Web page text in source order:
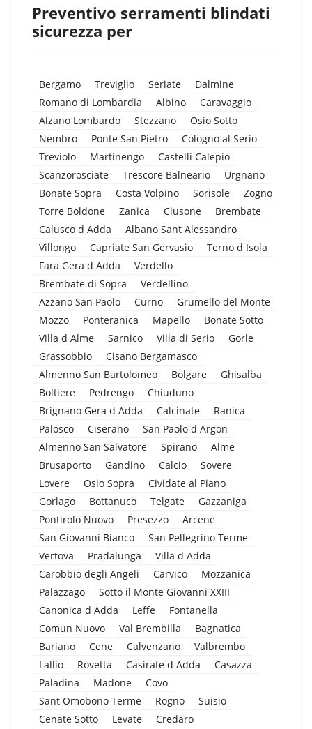
Preventivo serramenti blindati
sicurezza per
Bergamo Treviglio Seriate
Dalmine
Romano di Lombardia
Albino
Caravaggio
Alzano Lombardo
Stezzano
Osio Sotto
Nembro
Ponte San Pietro
Cologno al Serio
Treviolo
Martinengo
Castelli Calepio
Scanzorosciate
Trescore Balneario
Urgnano
Bonate Sopra
Costa Volpino Sorisole
Zogno
Torre Boldone
Zanica Clusone
Brembate
Calusco d Adda
Albano Sant Alessandro
Villongo
Capriate San Gervasio
Terno d Isola
Fara Gera d Adda
Verdello
Brembate di Sopra
Verdellino
Azzano San Paolo
Curno
Grumello del Monte
Mozzo
Ponteranica Mapello
Bonate Sotto
Villa d Alme
Sarnico Villa di Serio
Gorle
Grassobbio
Cisano Bergamasco
Almenno San Bartolomeo
Bolgare
Ghisalba
Boltiere
Pedrengo
Chiuduno
Brignano Gera d Adda
Calcinate
Ranica
Palosco
Ciserano
San Paolo d Argon
Almenno San Salvatore
Spirano
Alme
Brusaporto
Gandino Calcio
Sovere
Lovere
Osio Sopra
Cividate al Piano
Gorlago
Bottanuco Telgate
Gazzaniga
Pontirolo Nuovo
Presezzo
Arcene
San Giovanni Bianco
San Pellegrino Terme
Vertova
Pradalunga
Villa d Adda
Carobbio degli Angeli
Carvico
Mozzanica
Palazzago
Sotto il Monte Giovanni XXIII
Canonica d Adda
Leffe
Fontanella
Comun Nuovo
Val Brembilla
Bagnatica
Bariano
Cene Calvenzano
Valbrembo
Lallio
Rovetta Casirate d Adda
Casazza
Paladina
Madone
Covo
Sant Omobono Terme
Rogno
Suisio
Cenate Sotto
Levate
Credaro